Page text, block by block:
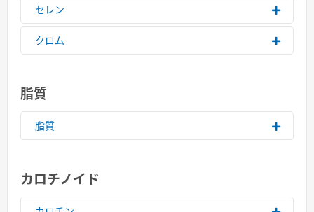
セレン
クロム
脂質
脂質
カロチノイド